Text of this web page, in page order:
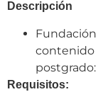
Descripción
Requisitos: